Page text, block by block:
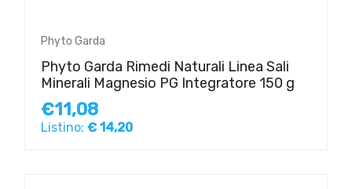
Phyto Garda
Phyto Garda Rimedi Naturali Linea Sali
Minerali Magnesio PG Integratore 150 g
€11,08
Listino: € 14,20